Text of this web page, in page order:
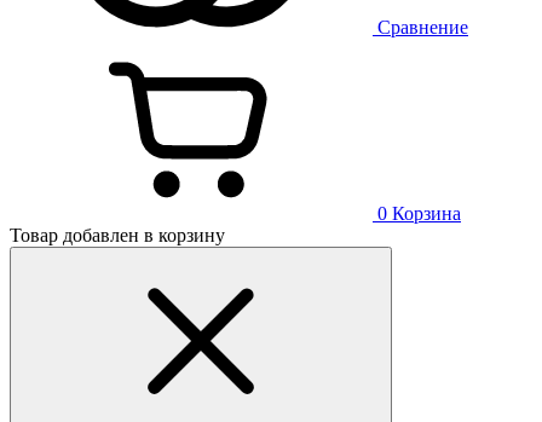
Сравнение
0 Корзина
Товар добавлен в корзину